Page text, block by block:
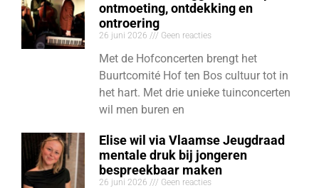
ontmoeting, ontdekking en
ontroering
26 juni 2026 Geen reacties
Met de Hofconcerten brengt het
Buurtcomité Hof ten Bos cultuur tot in
het hart. Met drie unieke tuinconcerten
wil men buren en
Elise wil via Vlaamse Jeugdraad
mentale druk bij jongeren
bespreekbaar maken
26 juni 2026 Geen reacties